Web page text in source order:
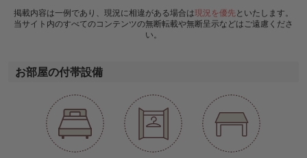
掲載内容は一例であり、現況に相違がある場合は現況を優先といたします。
当サイト内のすべてのコンテンツの無断転載や無断呈示などはご遠慮くださ
い。
お部屋の付帯設備